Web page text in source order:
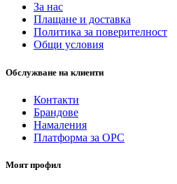
За нас
Плащане и доставка
Политика за поверителност
Общи условия
Обслужване на клиенти
Контакти
Брандове
Намаления
Платформа за ОРС
Моят профил